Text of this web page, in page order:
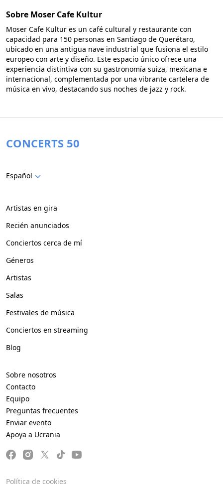
Sobre Moser Cafe Kultur
Moser Cafe Kultur es un café cultural y restaurante con
capacidad para 150 personas en Santiago de Querétaro,
ubicado en una antigua nave industrial que fusiona el estilo
europeo con arte y diseño. Este espacio único ofrece una
experiencia distintiva con su gastronomía suiza, mexicana e
internacional, complementada por una vibrante cartelera de
música en vivo, destacando sus noches de jazz y rock.
CONCERTS 50
Español
Artistas en gira
Recién anunciados
Conciertos cerca de mí
Géneros
Artistas
Salas
Festivales de música
Conciertos en streaming
Blog
Sobre nosotros
Contacto
Equipo
Preguntas frecuentes
Enviar evento
Apoya a Ucrania
Política de cookies